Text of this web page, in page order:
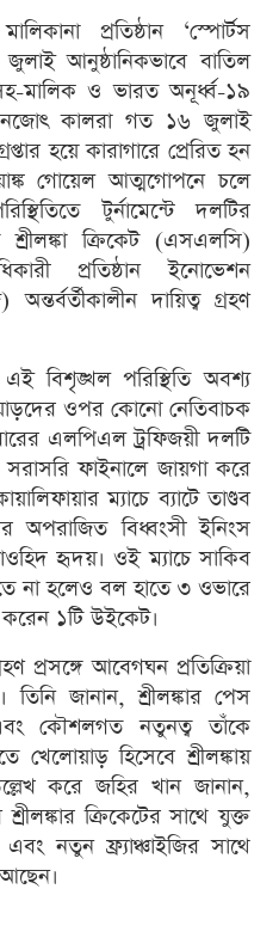
প্রতিষ্ঠান ‘স্পোর্টস
আনুষ্ঠানিকভাবে বাতিল
মালিক ও ভারত অনূর্ধ্ব-১৯
কালরা গত ১৬ জুলাই
হয়ে কারাগারে প্রেরিত হন
গোয়েল আত্মগোপনে চলে
টুর্নামেন্টে দলটির
শ্রীলঙ্কা ক্রিকেট (এসএলসি)
প্রতিষ্ঠান ইনোভেশন
দায়িত্ব গ্রহণ
এই বিশৃঙ্খল পরিস্থিতি অবশ্য
ওপর কোনো নেতিবাচক
এলপিএল ট্রফিজয়ী দলটি
ফাইনালে জায়গা করে
ম্যাচে ব্যাটে তাণ্ডব
অপরাজিত বিধ্বংসী ইনিংস
হৃদয়। ওই ম্যাচে সাকিব
না হলেও বল হাতে ৩ ওভারে
১টি উইকেট।
প্রসঙ্গে আবেগঘন প্রতিক্রিয়া
জানান, শ্রীলঙ্কার পেস
এবং কৌশলগত নতুনত্ব তাঁকে
খেলোয়াড় হিসেবে শ্রীলঙ্কায়
করে জহির খান জানান,
ক্রিকেটের সাথে যুক্ত
নতুন ফ্র্যাঞ্চাইজির সাথে